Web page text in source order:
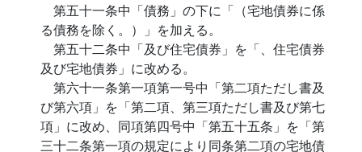
第五十一条中「債務」の下に「（宅地債券に係
る債務を除く。）」を加える。
第五十二条中「及び住宅債券」を「、住宅債券
及び宅地債券」に改める。
第六十一条第一項第一号中「第二項ただし書及
び第六項」を「第二項、第三項ただし書及び第七
項」に改め、同項第四号中「第五十五条」を「第
三十二条第一項の規定により同条第二項の宅地債